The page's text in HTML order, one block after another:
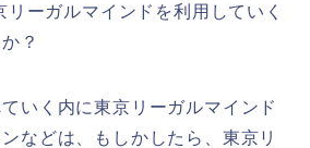
ーガルマインドを利用していく
？
いく内に東京リーガルマインド
などは、もしかしたら、東京リ